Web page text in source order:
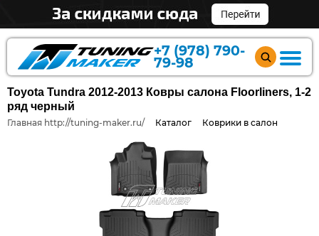
+7 (978) 790-
79-98
Toyota Tundra 2012-2013 Ковры салона Floorliners, 1-2
ряд черный
Главная http://tuning-maker.ru/ Каталог Коврики в салон